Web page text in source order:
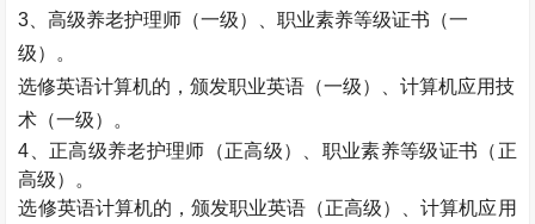
3 、高级养老护理师（一级）、职业素养等级证书（一
级）。
选修英语计算机的，颁发职业英语（一级）、计算机应用技
术（一级）。
4 、正高级养老护理师（正高级）、职业素养等级证书（正
高级）。
选修英语计算机的，颁发职业英语（正高级）、计算机应用